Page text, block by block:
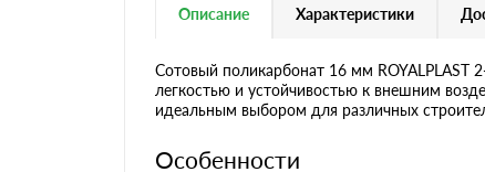
Описание Характеристики
Сотовый поликарбонат 16 мм ROYALPLAST
легкостью и устойчивостью к внешним
идеальным выбором для различных
Особенности